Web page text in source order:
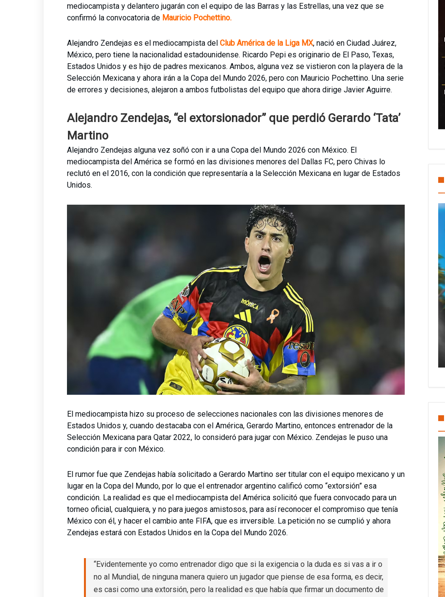
mediocampista y delantero jugarán con el equipo de las Barras y las Estrellas, una vez que se
confirmó la convocatoria de Mauricio Pochettino.
Alejandro Zendejas es el mediocampista del Club América de la Liga MX, nació en Ciudad Juárez,
México, pero tiene la nacionalidad estadounidense. Ricardo Pepi es originario de El Paso, Texas,
Estados Unidos y es hijo de padres mexicanos. Ambos, alguna vez se vistieron con la playera de la
Selección Mexicana y ahora irán a la Copa del Mundo 2026, pero con Mauricio Pochettino. Una serie
de errores y decisiones, alejaron a ambos futbolistas del equipo que ahora dirige Javier Aguirre.
Alejandro Zendejas, “el extorsionador” que perdió Gerardo ‘Tata’
Martino
Alejandro Zendejas alguna vez soñó con ir a una Copa del Mundo 2026 con México. El
mediocampista del América se formó en las divisiones menores del Dallas FC, pero Chivas lo
reclutó en el 2016, con la condición que representaría a la Selección Mexicana en lugar de Estados
Unidos.
El mediocampista hizo su proceso de selecciones nacionales con las divisiones menores de
Estados Unidos y, cuando destacaba con el América, Gerardo Martino, entonces entrenador de la
Selección Mexicana para Qatar 2022, lo consideró para jugar con México. Zendejas le puso una
condición para ir con México.
El rumor fue que Zendejas había solicitado a Gerardo Martino ser titular con el equipo mexicano y un
lugar en la Copa del Mundo, por lo que el entrenador argentino calificó como “extorsión” esa
condición. La realidad es que el mediocampista del América solicitó que fuera convocado para un
torneo oficial, cualquiera, y no para juegos amistosos, para así reconocer el compromiso que tenía
México con él, y hacer el cambio ante FIFA, que es irrversible. La petición no se cumplió y ahora
Zendejas estará con Estados Unidos en la Copa del Mundo 2026.
“Evidentemente yo como entrenador digo que si la exigencia o la duda es si vas a ir o
no al Mundial, de ninguna manera quiero un jugador que piense de esa forma, es decir,
es casi como una extorsión, pero la realidad es que había que firmar un documento de